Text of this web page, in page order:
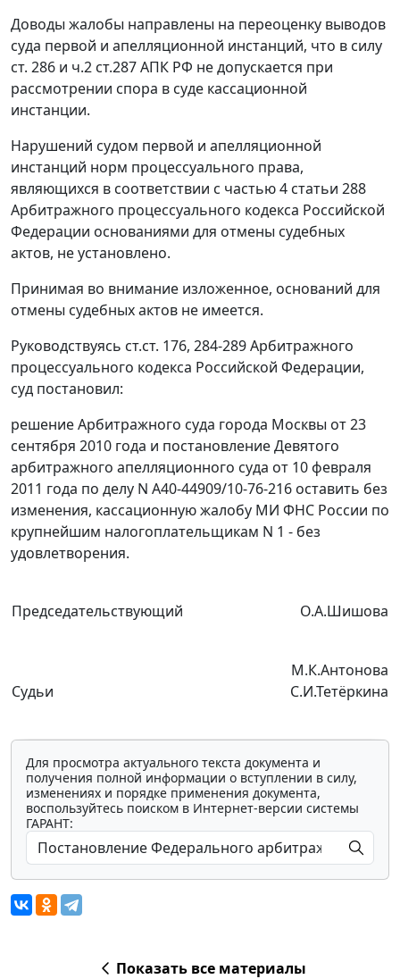
Доводы жалобы направлены на переоценку выводов
суда первой и апелляционной инстанций, что в силу
ст. 286 и ч.2 ст.287АПК РФ не допускается при
рассмотрении спора в суде кассационной
инстанции.
Нарушений судом первой и апелляционной
инстанций норм процессуального права,
являющихся в соответствии с частью 4 статьи 288
Арбитражного процессуального кодекса Российской
Федерации основаниями для отмены судебных
актов, не установлено.
Принимая во внимание изложенное, оснований для
отмены судебных актов не имеется.
Руководствуясь ст.ст. 176, 284-289Арбитражного
процессуального кодекса Российской Федерации,
суд постановил:
решение Арбитражного суда города Москвы от 23
сентября 2010 года и постановлениеДевятого
арбитражного апелляционного суда от 10 февраля
2011 года по делу N А40-44909/10-76-216 оставить без
изменения, кассационную жалобу МИ ФНС России по
крупнейшим налогоплательщикам N 1 - без
удовлетворения.
Председательствующий О.А.Шишова
Судьи
М.К.Антонова
С.И.Тетёркина
Для просмотра актуального текста документа и
получения полной информации о вступлении в силу,
изменениях и порядке применения документа,
воспользуйтесь поиском в Интернет-версии системы
ГАРАНТ:
Показать все материалы